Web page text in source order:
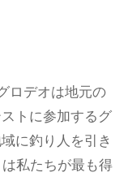
ロデオは地元の
トに参加するグ
に釣り人を引き
私たちが最も得